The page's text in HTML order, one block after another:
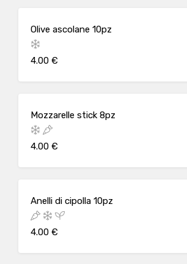
Olive ascolane 10pz
4.00 €
Mozzarelle stick 8pz
4.00 €
Anelli di cipolla 10pz
4.00 €